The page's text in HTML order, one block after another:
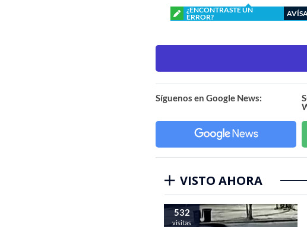
¿ENCONTRASTE UN
ERROR?
Síguenos en Google News:
VISTO AHORA
532
visitas